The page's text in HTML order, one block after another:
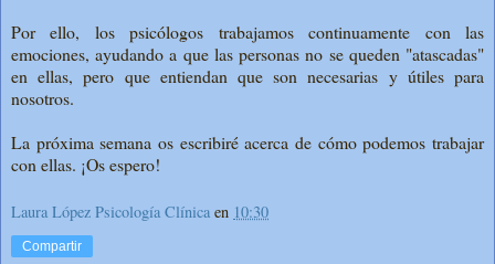
Por ello, los psicólogos trabajamos continuamente con las
emociones, ayudando a que las personas no se queden "atascadas"
en ellas, pero que entiendan que son necesarias y útiles para
nosotros.
La próxima semana os escribiré acerca de cómo podemos trabajar
con ellas. ¡Os espero!
Laura López Psicología Clínica en 10:30
Compartir